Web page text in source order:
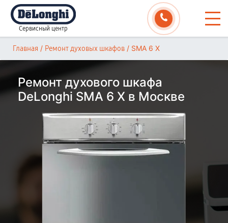
Сервисный центр
Главная / Ремонт духовых шкафов / SMA 6 X
Ремонт духового шкафа
DeLonghi SMA 6 X в Москве